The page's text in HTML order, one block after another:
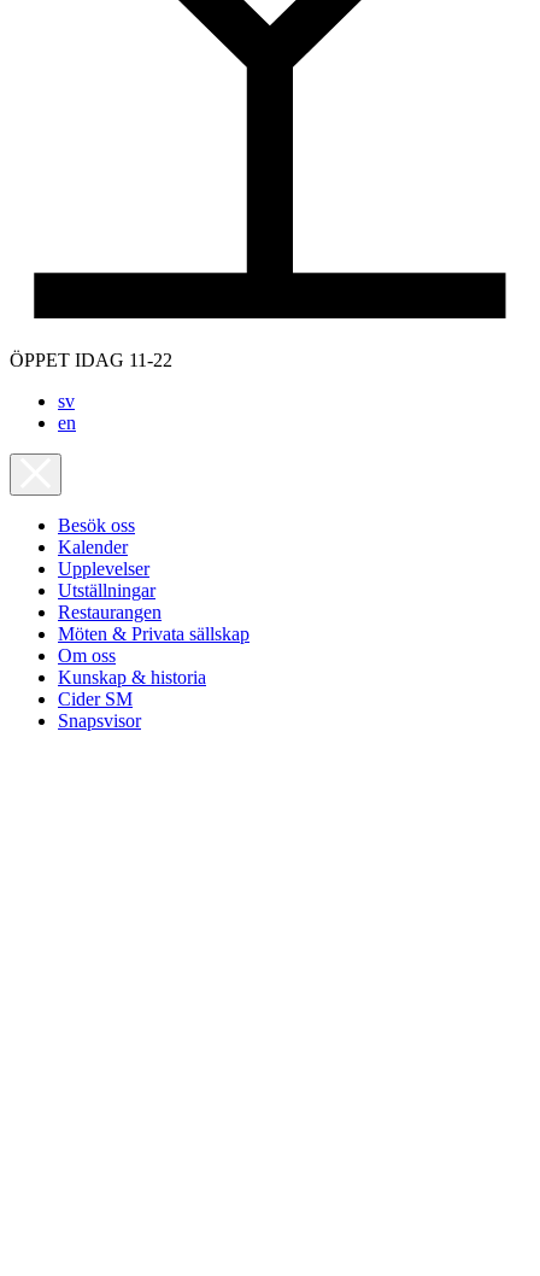
ÖPPET IDAG 11-22
sv
en
Besök oss
Kalender
Upplevelser
Utställningar
Restaurangen
Möten & Privata sällskap
Om oss
Kunskap & historia
Cider SM
Snapsvisor